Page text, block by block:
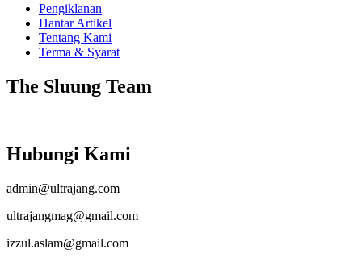
Pengiklanan
Hantar Artikel
Tentang Kami
Terma & Syarat
The Sluung Team
Hubungi Kami
admin@ultrajang.com
ultrajangmag@gmail.com
izzul.aslam@gmail.com